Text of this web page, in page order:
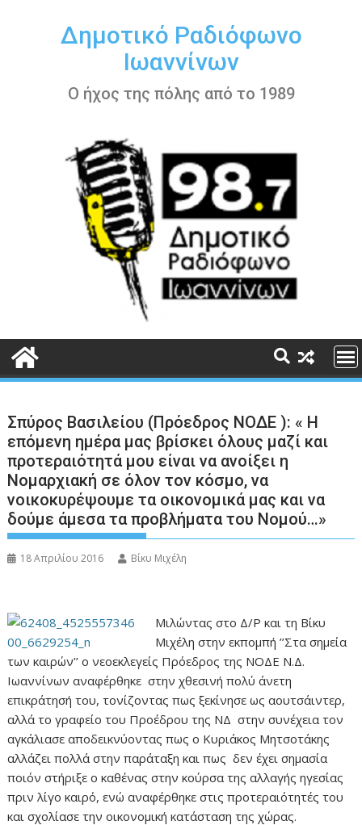
περιεχόμενοΔημοτικό Ραδιόφωνο
Ιωαννίνων
Ο ήχος της πόλης από το 1989
Σπύρος Βασιλείου (Πρόεδρος ΝΟΔΕ ): « Η
επόμενη ημέρα μας βρίσκει όλους μαζί και
προτεραιότητά μου είναι να ανοίξει η
Νομαρχιακή σε όλον τον κόσμο, να
νοικοκυρέψουμε τα οικονομικά μας και να
δούμε άμεσα τα προβλήματα του Νομού…»
18 Απριλίου 2016 Βίκυ Μιχέλη
Μιλώντας στο Δ/Ρ και τη Βίκυ
Μιχέλη στην εκπομπή ’’Στα σημεία
των καιρών’’ ο νεοεκλεγείς Πρόεδρος της ΝΟΔΕ Ν.Δ.
Ιωαννίνων αναφέρθηκε στην χθεσινή πολύ άνετη
επικράτησή του, τονίζοντας πως ξεκίνησε ως αουτσάιντερ,
αλλά το γραφείο του Προέδρου της ΝΔ στην συνέχεια τον
αγκάλιασε αποδεικνύοντας πως ο Κυριάκος Μητσοτάκης
αλλάζει πολλά στην παράταξη και πως δεν έχει σημασία
ποιόν στήριξε ο καθένας στην κούρσα της αλλαγής ηγεσίας
πριν λίγο καιρό, ενώ αναφέρθηκε στις προτεραιότητές του
και σχολίασε την οικονομική κατάσταση της χώρας.